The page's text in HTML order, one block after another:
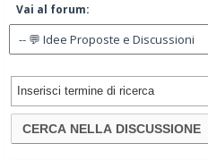
Vai al forum: